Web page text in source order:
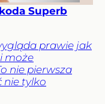
Superb
prawie jak
może
nie pierwsza
nie tylko